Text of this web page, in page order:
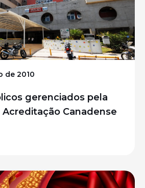
de 2010
gerenciados pela
Canadense